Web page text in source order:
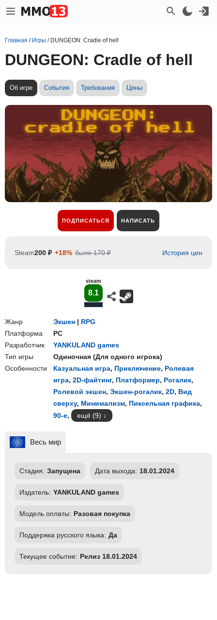
Главная / Игры / DUNGEON: Cradle of hell
DUNGEON: Cradle of hell
Об игре События Требования Цены
ПОДПИСАТЬСЯ НАПИСАТЬ
Steam200 ₽ +18% было 170 ₽ История цен
steam
8.1
Жанр Экшен | RPG
Платформа
PC
Разработчик
YANKULAND games
Тип игры
Одиночная (Для одного игрока)
Особенности
Казуальная игра, Приключение, Ролевая
игра, 2D-файтинг, Платформер, Рогалик,
Ролевой экшен, Экшен-рогалик, 2D, Вид
сверху, Минимализм, Пиксельная графика,
90-е, ещё (9)
Весь мир
Стадия: Запущена Дата выхода: 18.01.2024
Издатель: YANKULAND games
Модель оплаты: Разовая покупка
Поддержка русского языка: Да
Текущее событие: Релиз 18.01.2024